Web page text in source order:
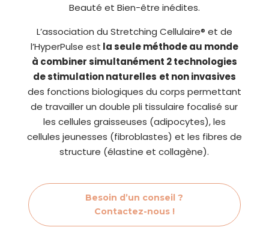
Beauté et Bien-être inédites.
L’association du Stretching Cellulaire® et de
l’HyperPulse est la seule méthode au monde
à combiner simultanément 2 technologies
de stimulation naturelles et non invasives
des fonctions biologiques du corps permettant
de travailler un double pli tissulaire focalisé sur
les cellules graisseuses (adipocytes), les
cellules jeunesses (fibroblastes) et les fibres de
structure (élastine et collagène).
Besoin d’un conseil ?
Contactez-nous !